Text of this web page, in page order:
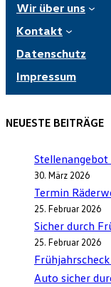
Wir über uns
Kontakt
Datenschutz
Impressum
NEUESTE BEITRÄGE
30. März 2026
Termin
25. Februar 2026
Sicher durch
25. Februar 2026
Auto sicher